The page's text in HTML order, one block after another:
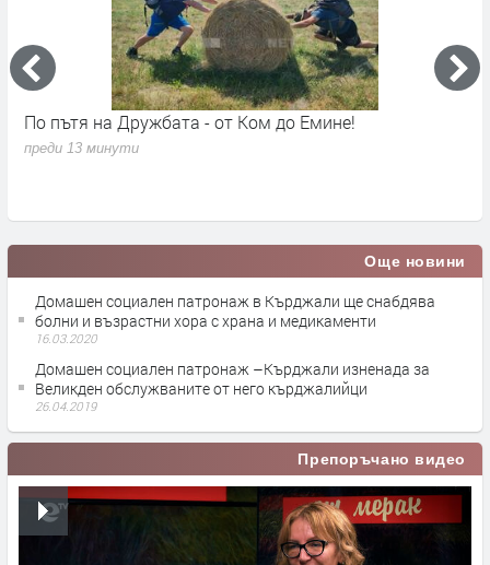
По пътя на Дружбата - от Ком до Емине!
преди 13 минути
Още новини
Домашен социален патронаж в Кърджали ще снабдява
болни и възрастни хора с храна и медикаменти
16.03.2020
Домашен социален патронаж –Кърджали изненада за
Великден обслужваните от него кърджалийци
26.04.2019
Препоръчано видео